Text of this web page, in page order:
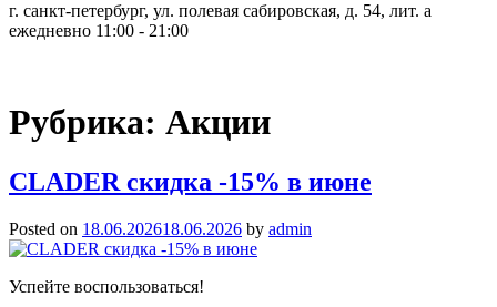
г. санкт-петербург, ул. полевая сабировская, д. 54, лит. а
ежедневно 11:00 - 21:00
Рубрика: Акции
CLADER скидка -15% в июне
Posted on 18.06.202618.06.2026 by admin
Успейте воспользоваться!